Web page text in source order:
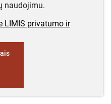
naudojimu.
LIMIS privatumo ir